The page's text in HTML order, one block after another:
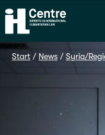
Home
Start / News / Syria/